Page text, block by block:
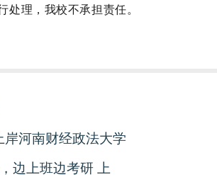
处理，我校不承担责任。
岸河南财经政法大学
边上班边考研 上